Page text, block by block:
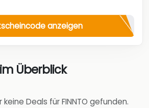
anzeigen
im Überblick
Deals für FINNTO gefunden.